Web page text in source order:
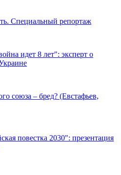
Специальный репортаж
идет 8 лет": эксперт о
союза – бред? (Евстафьев,
повестка 2030": презентация